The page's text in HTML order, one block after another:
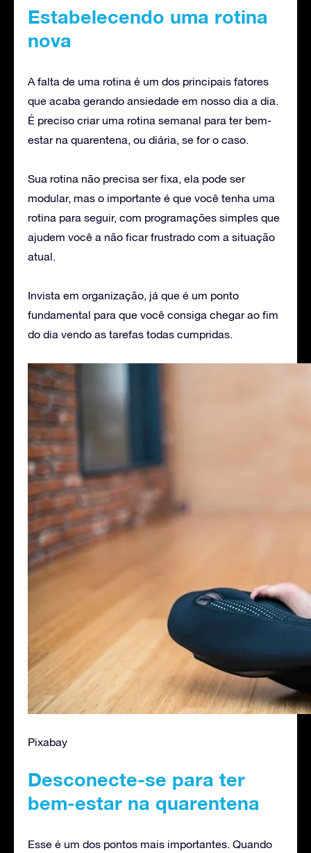
Estabelecendo uma rotina
nova
A falta de uma rotina é um dos principais fatores
que acaba gerando ansiedade em nosso dia a dia.
É preciso criar uma rotina semanal para ter bem-
estar na quarentena, ou diária, se for o caso.
Sua rotina não precisa ser fixa, ela pode ser
modular, mas o importante é que você tenha uma
rotina para seguir, com programações simples que
ajudem você a não ficar frustrado com a situação
atual.
Invista em organização, já que é um ponto
fundamental para que você consiga chegar ao fim
do dia vendo as tarefas todas cumpridas.
Pixabay
Desconecte-se para ter
bem-estar na quarentena
Esse é um dos pontos mais importantes. Quando